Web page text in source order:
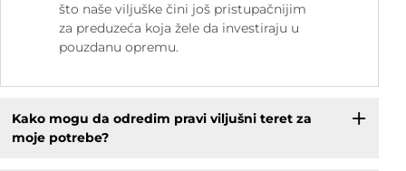
što naše viljuške čini još pristupačnijim
za preduzeća koja žele da investiraju u
pouzdanu opremu.
Kako mogu da odredim pravi viljušni teret za
moje potrebe?